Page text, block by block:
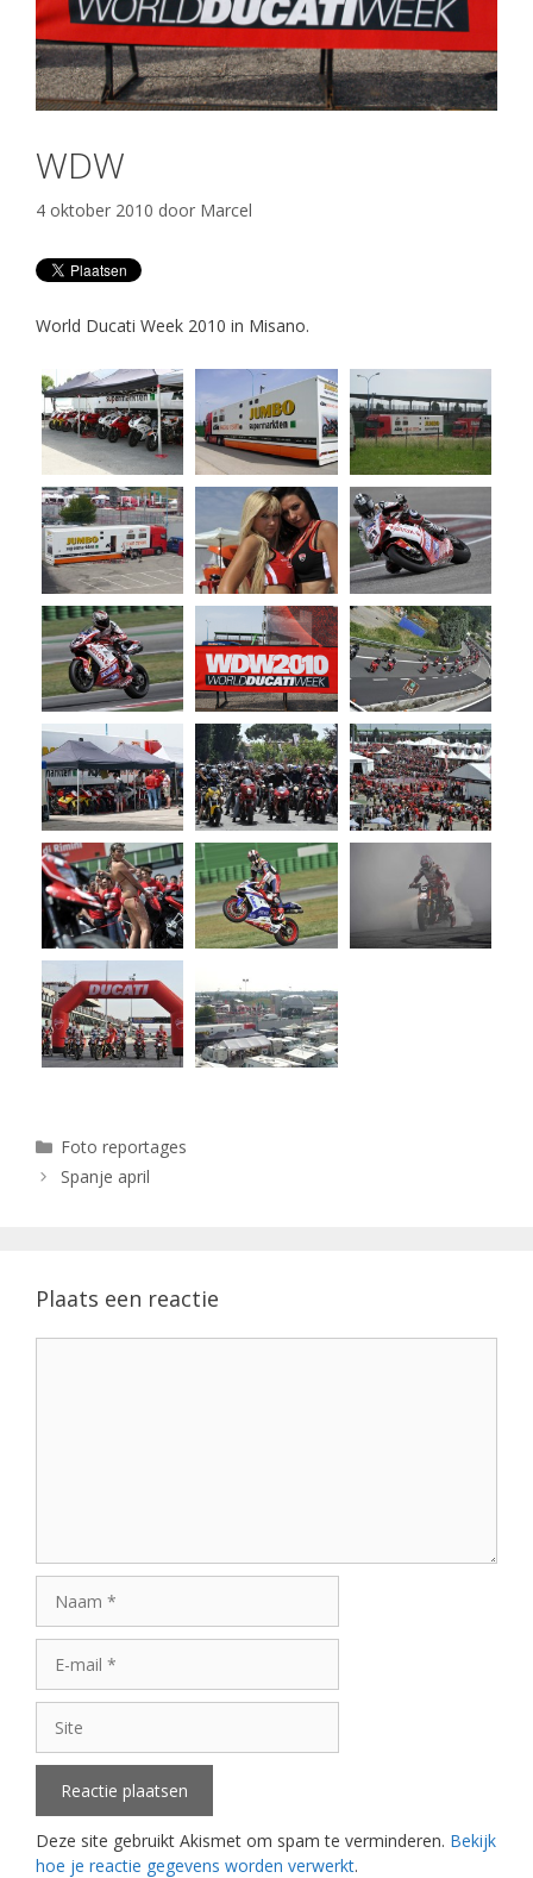
WDW
4 oktober 2010 door Marcel
World Ducati Week 2010 in Misano.
Categorieën
Foto reportages
Spanje april
Plaats een reactie
mail
Deze site gebruikt Akismet om spam te verminderen. Bekijk
hoe je reactie gegevens worden verwerkt.